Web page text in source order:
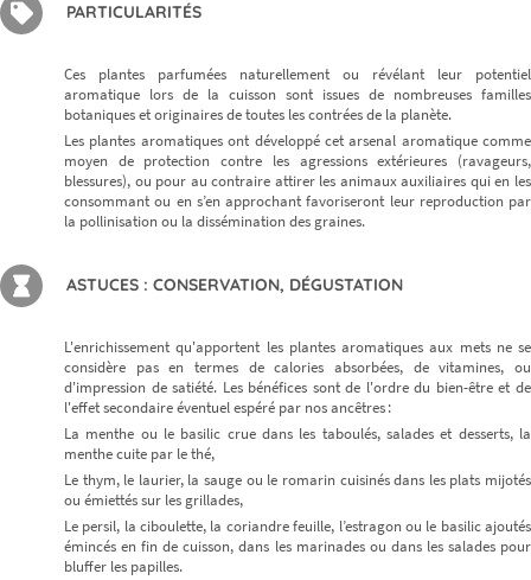
PARTICULARITÉS
Ces plantes parfumées naturellement ou révélant leur potentiel
aromatique lors de la cuisson sont issues de nombreuses familles
botaniques et originaires de toutes les contrées de la planète.
Les plantes aromatiques ont développé cet arsenal aromatique comme
moyen de protection contre les agressions extérieures (ravageurs,
blessures), ou pour au contraire attirer les animaux auxiliaires qui en les
consommant ou en s’en approchant favoriseront leur reproduction par
la pollinisation ou la dissémination des graines.
ASTUCES : CONSERVATION, DÉGUSTATION
L'enrichissement qu'apportent les plantes aromatiques aux mets ne se
considère pas en termes de calories absorbées, de vitamines, ou
d'impression de satiété. Les bénéfices sont de l'ordre du bien-être et de
l'effet secondaire éventuel espéré par nos ancêtres :
La menthe ou le basilic crue dans les taboulés, salades et desserts, la
menthe cuite par le thé,
Le thym, le laurier, la sauge ou le romarin cuisinés dans les plats mijotés
ou émiettés sur les grillades,
Le persil, la ciboulette, la coriandre feuille, l’estragon ou le basilic ajoutés
émincés en fin de cuisson, dans les marinades ou dans les salades pour
bluffer les papilles.